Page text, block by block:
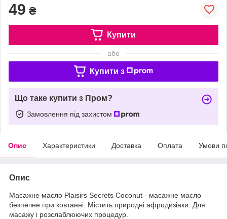
49 ₴
Купити
або
Купити з
Що таке купити з Пром?
Замовлення під захистом
Опис Характеристики Доставка Оплата Умови
Опис
Масажне масло Plaisirs Secrets Coconut - масажне масло
безпечне при ковтанні. Містить природні афродизіаки. Для
масажу і розслаблюючих процедур.